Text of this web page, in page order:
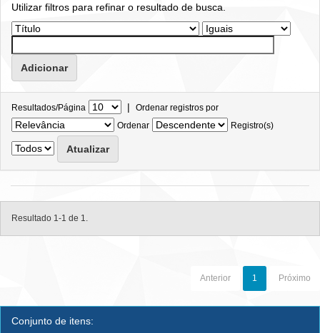
Utilizar filtros para refinar o resultado de busca.
Resultados/Página | Ordenar registros por
Ordenar
Registro(s)
Resultado 1-1 de 1.
Anterior 1 Próximo
Conjunto de itens: